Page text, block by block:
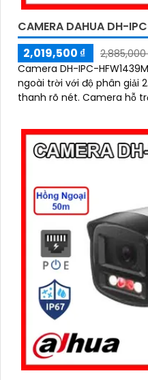
CAMERA DAHUA DH-
2,019,500 ₫
2,885,000
Camera DH-IPC-
ngoài trời với độ phân giải
thanh rõ nét.